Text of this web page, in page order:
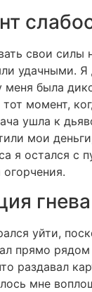
свои силы
удачными.
меня была
момент,
ушла к
мои
я остался с
гнева
уйти,
прямо
раздавал
мне